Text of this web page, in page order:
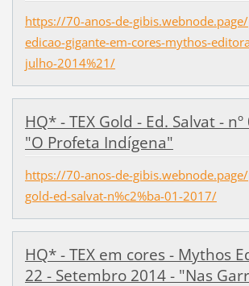
https://70-anos-de-
edicao-gigante-em-cores-mythos-
julho-2014%21/
HQ* - TEX Gold - Ed. Salvat -
"O Profeta Indígena"
https://70-anos-de-
gold-ed-salvat-n%c2%ba-01-2017/
HQ* - TEX em cores - Mythos
22 - Setembro 2014 - "Nas